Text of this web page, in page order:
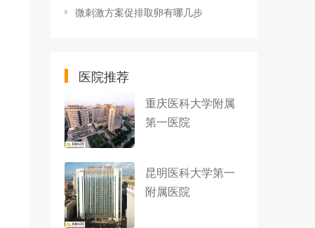
微刺激方案促排取卵有哪几步
医院推荐
重庆医科大学附属
第一医院
昆明医科大学第一
附属医院